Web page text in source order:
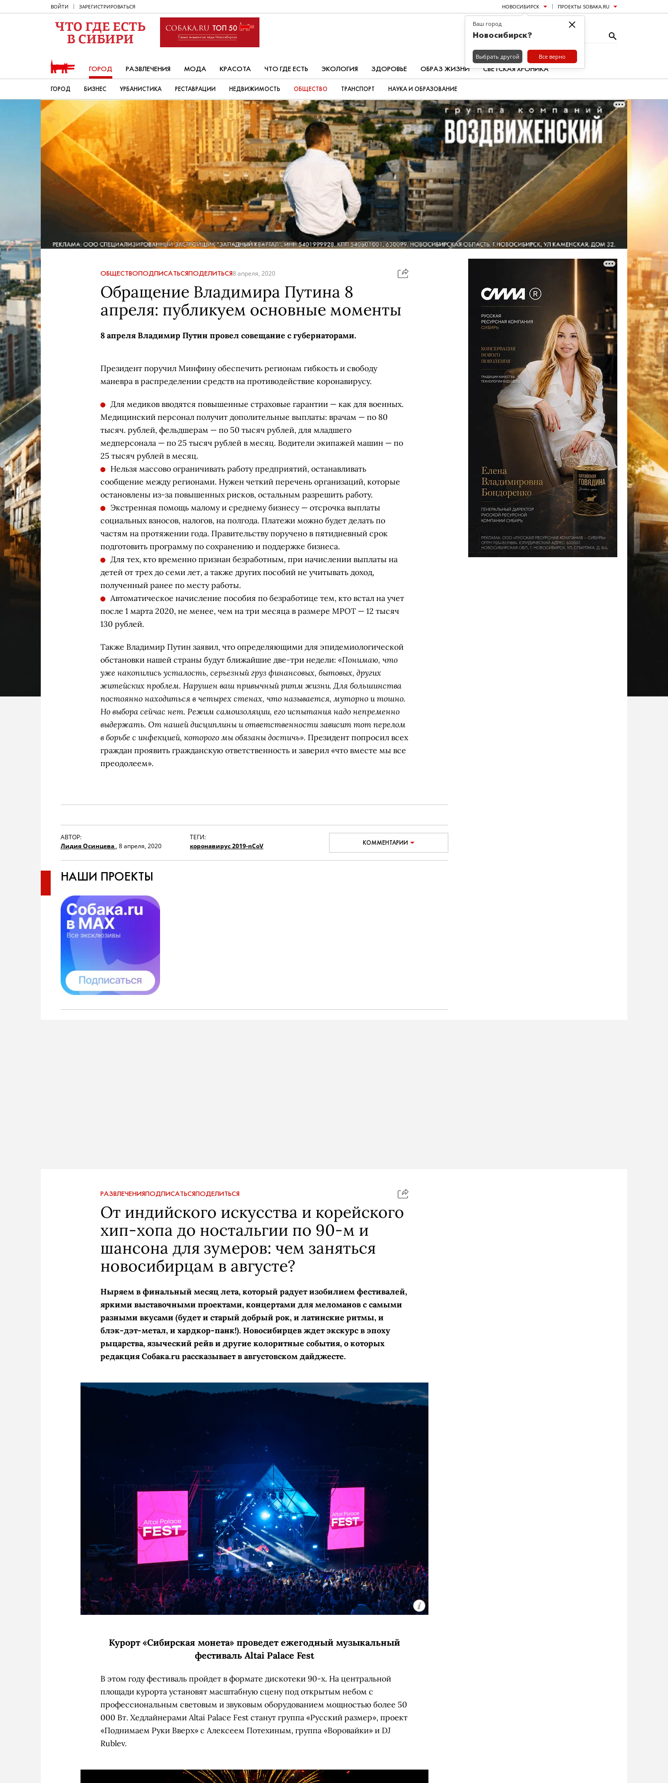
ВОЙТИ ЗАРЕГИСТРИРОВАТЬСЯ НОВОСИБИРСК ПРОЕКТЫ SOBAKA.RU
ГОРОД РАЗВЛЕЧЕНИЯ МОДА КРАСОТА ЧТО ГДЕ ЕСТЬ ЭКОЛОГИЯ ЗДОРОВЬЕ ОБРАЗ ЖИЗНИ СВЕТСКАЯ ХРОНИКА
ГОРОД БИЗНЕС УРБАНИСТИКА РЕСТАВРАЦИИ НЕДВИЖИМОСТЬ ОБЩЕСТВО ТРАНСПОРТ НАУКА И ОБРАЗОВАНИЕ
ОБЩЕСТВОПОДПИСАТЬСЯПОДЕЛИТЬСЯ8 апреля, 2020
Обращение Владимира Путина 8
апреля: публикуем основные моменты
8 апреля Владимир Путин провел совещание с губернаторами.
Президент поручил Минфину обеспечить регионам гибкость и свободу
маневра в распределении средств на противодействие коронавирусу.
Для медиков вводятся повышенные страховые гарантии — как для военных.
Медицинский персонал получит дополительные выплаты: врачам — по 80
тысяч. рублей, фельдшерам — по 50 тысяч рублей, для младшего
медперсонала — по 25 тысяч рублей в месяц. Водители экипажей машин — по
25 тысяч рублей в месяц.
Нельзя массово ограничивать работу предприятий, останавливать
сообщение между регионами. Нужен четкий перечень организаций, которые
остановлены из-за повышенных рисков, остальным разрешить работу.
Экстренная помощь малому и среднему бизнесу — отсрочка выплаты
социальных взносов, налогов, на полгода. Платежи можно будет делать по
частям на протяжении года. Правительству поручено в пятидневный срок
подготовить программу по сохранению и поддержке бизнеса.
Для тех, кто временно признан безработным, при начислении выплаты на
детей от трех до семи лет, а также других пособий не учитывать доход,
полученный ранее по месту работы.
Автоматическое начисление пособия по безработице тем, кто встал на учет
после 1 марта 2020, не менее, чем на три месяца в размере МРОТ — 12 тысяч
130 рублей.
Также Владимир Путин заявил, что определяющими для эпидемиологической
обстановки нашей страны будут ближайшие две-три недели: «Понимаю, что
уже накопились усталость, серьезный груз финансовых, бытовых, других
житейских проблем. Нарушен ваш привычный ритм жизни. Для большинства
постоянно находиться в четырех стенах, что называется, муторно и тошно.
Но выбора сейчас нет. Режим самоизоляции, его испытания надо непременно
выдержать. От нашей дисциплины и ответственности зависит тот перелом
в борьбе с инфекцией, которого мы обязаны достичь». Президент попросил всех
граждан проявить гражданскую ответственность и заверил «что вместе мы все
преодолеем».
АВТОР:
Лидия Осинцева, 8 апреля, 2020
ТЕГИ:
коронавирус 2019-nCoV
КОММЕНТАРИИ
НАШИ ПРОЕКТЫ
РАЗВЛЕЧЕНИЯПОДПИСАТЬСЯПОДЕЛИТЬСЯ
От индийского искусства и корейского
хип-хопа до ностальгии по 90-м и
шансона для зумеров: чем заняться
новосибирцам в августе?
Ныряем в финальный месяц лета, который радует изобилием фестивалей,
яркими выставочными проектами, концертами для меломанов с самыми
разными вкусами (будет и старый добрый рок, и латинские ритмы, и
блэк-дэт-метал, и хардкор-панк!). Новосибирцев ждет экскурс в эпоху
рыцарства, языческий рейв и другие колоритные события, о которых
редакция Собака.ru рассказывает в августовском дайджесте.
Курорт «Сибирская монета» проведет ежегодный музыкальный
фестиваль Altai Palace Fest
В этом году фестиваль пройдет в формате дискотеки 90-х. На центральной
площади курорта установят масштабную сцену под открытым небом с
профессиональным световым и звуковым оборудованием мощностью более 50
000 Вт. Хедлайнерами Altai Palace Fest станут группа «Русский размер», проект
«Поднимаем Руки Вверх» с Алексеем Потехиным, группа «Воровайки» и DJ
Rublev.
×
Ваш город
Новосибирск?
Выбрать другой Все верно